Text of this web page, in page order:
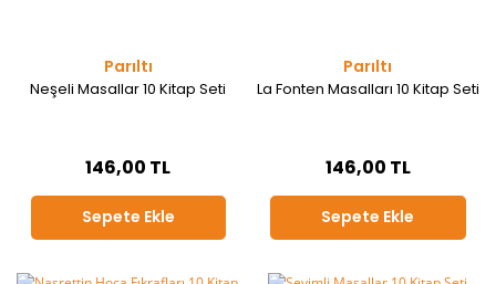
Parıltı
Neşeli Masallar 10 Kitap Seti
146,00 TL
Sepete Ekle
Parıltı
La Fonten Masalları 10 Kitap Seti
146,00 TL
Sepete Ekle